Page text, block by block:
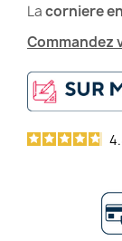
Lacorniere
Commandez